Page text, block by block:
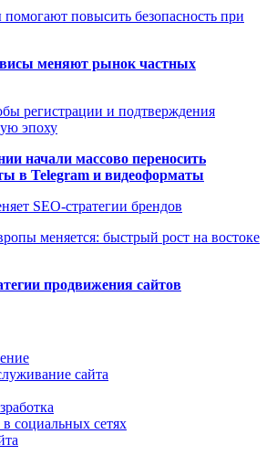
повысить безопасность при
меняют рынок частных
регистрации и подтверждения
эпоху
начали массово переносить
в Telegram и видеоформаты
SEO-стратегии брендов
меняется: быстрый рост на востоке
продвижения сайтов
сайта
социальных сетях